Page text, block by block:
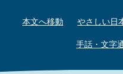
本文へ移動 やさしい日
手話・文字